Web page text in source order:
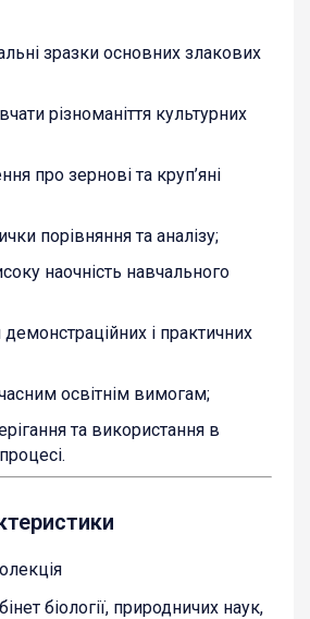
зразки основних злакових
різноманіття культурних
про зернові та круп’яні
порівняння та аналізу;
наочність навчального
демонстраційних і практичних
освітнім вимогам;
та використання в
біології, природничих наук,